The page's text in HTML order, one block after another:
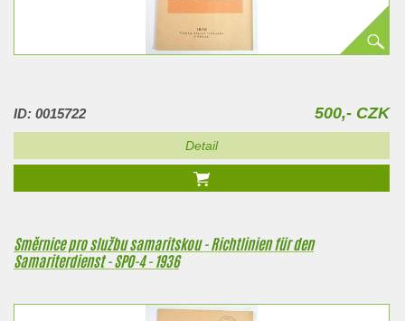
ID: 0015722 500,- CZK
Detail
Směrnice pro službu samaritskou - Richtlinien für den
Samariterdienst - SPO-4 - 1936